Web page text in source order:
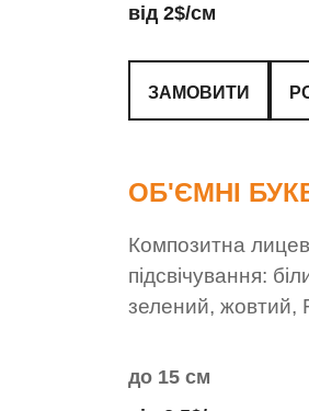
від 2$/см
ЗАМОВИТИ
ОБ'ЄМНІ
Композитна
підсвічування:
зелений, жовтий,
до 15 см